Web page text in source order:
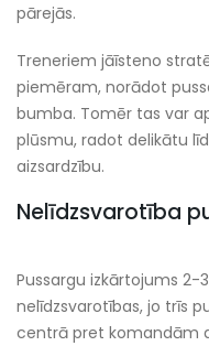
pārejās.
Treneriem jāīsteno
piemēram, norādot
bumba. Tomēr tas var
plūsmu, radot delikātu
aizsardzību.
Nelīdzsvarotība
Pussargu izkārtojums
nelīdzsvarotības, jo trīs
centrā pret komandām